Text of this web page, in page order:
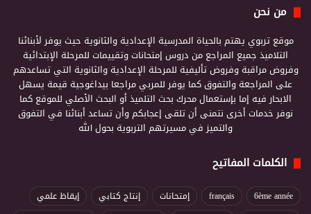
من نحن
موقع تربوي يهتم بالحياة المدرسية الإعدادية والثانوية حيث يوفر لأبنائنا
التلاميذ جميع المراجع من دروس إمتحانات وتقييمات للمرحلة الإبتدائية
وفروض مراقبة وفروض تأليفية للمرحلة الإعدادية والثانوية التي تساعدهم
على المراجعة والتفوق كما يوفر للمربي مراجعا بيداغوجية قيمة يسهل
الابحار فيه إما بإستعمال محرك بحث التلميذ أو البحث الأصلي للموقع كما
نوفر خدمات أخرى نتمنى أن تلقى إعجابكم وأن تساعد أبنائنا في التفوق
والتميز في مسيرتهم التربوية بحول الله
الكلمات المفاتيح
6ème année
français إمتحانات إنتاج كتابي
إيقاظ علمي